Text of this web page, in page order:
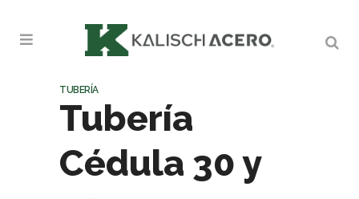
TUBERÍA
Tubería
Cédula 30 y